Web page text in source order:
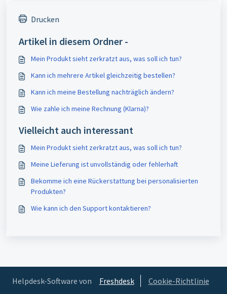
Drucken
Artikel in diesem Ordner -
Mein Produkt sieht zerkratzt aus, was soll ich tun?
Kann ich mehrere Artikel gleichzeitig bestellen?
Kann ich meine Bestellung nachträglich ändern?
Wie zahle ich meine Rechnung (Klarna)?
Vielleicht auch interessant
Mein Produkt sieht zerkratzt aus, was soll ich tun?
Meine Lieferung ist unvollständig oder fehlerhaft
Bekomme ich eine Rückerstattung bei personalisierten
Produkten?
Wie kann ich den Support kontaktieren?
Helpdesk-Software von Freshdesk Cookie-Richtlinie